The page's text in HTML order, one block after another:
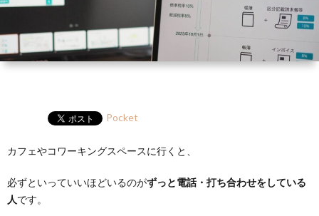
Pocket
カフェやコワーキングスペースに行くと、
必ずといっていいほどいるのがずっと電話・打ち合わせをしている
人です。